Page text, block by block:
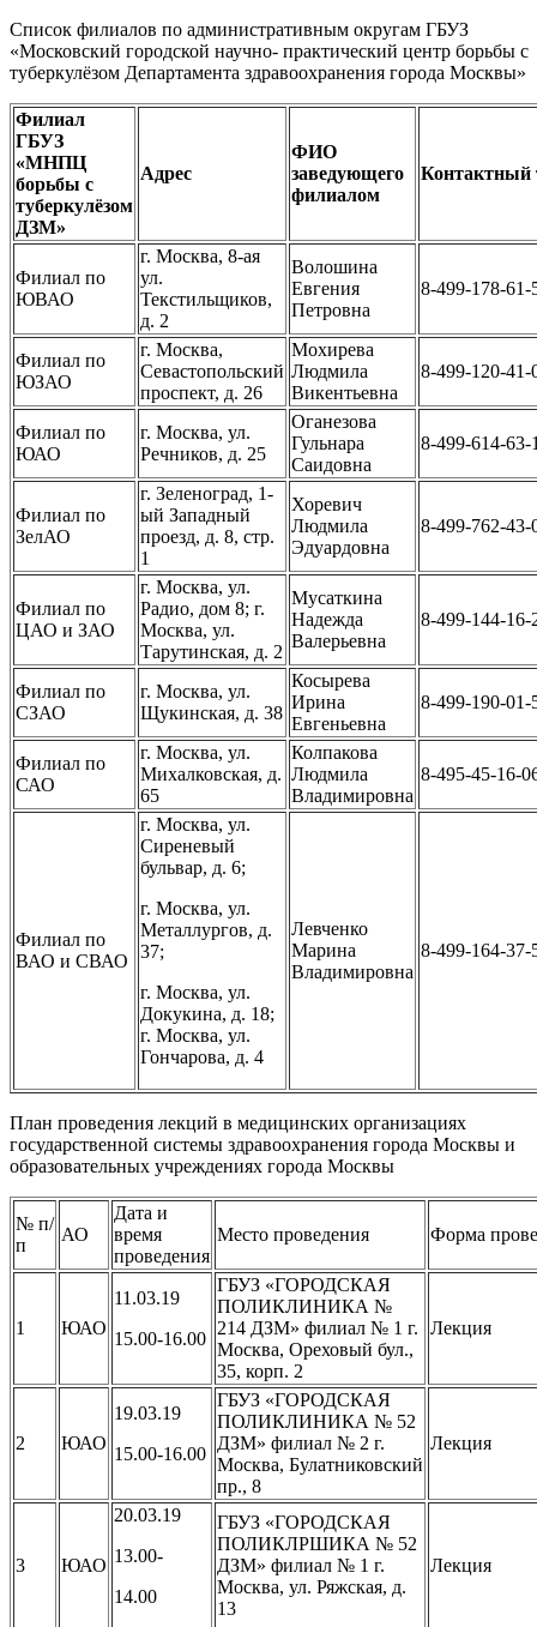
Список филиалов по административным округам ГБУЗ
«Московский городской научно- практический центр борьбы с
туберкулёзом Департамента здравоохранения города Москвы»
Филиал
ГБУЗ
«МНПЦ
борьбы с
туберкулёзом
ДЗМ»
Адрес
ФИО
заведующего
филиалом
Контактный
Филиал по
ЮВАО
г. Москва, 8-ая
ул.
Текстильщиков,
д. 2
Волошина
Евгения
Петровна
8-499-178-61-
Филиал по
ЮЗАО
г. Москва,
Севастопольский
проспект, д. 26
Мохирева
Людмила
Викентьевна
8-499-120-41-
Филиал по
ЮАО
г. Москва, ул.
Речников, д. 25
Оганезова
Гульнара
Саидовна
8-499-614-63-
Филиал по
ЗелАО
г. Зеленоград, 1-
ый Западный
проезд, д. 8, стр.
1
Хоревич
Людмила
Эдуардовна
8-499-762-43-
Филиал по
ЦАО и ЗАО
г. Москва, ул.
Радио, дом 8; г.
Москва, ул.
Тарутинская, д. 2
Мусаткина
Надежда
Валерьевна
8-499-144-16-
Филиал по
СЗАО
г. Москва, ул.
Щукинская, д. 38
Косырева
Ирина
Евгеньевна
8-499-190-01-
Филиал по
САО
г. Москва, ул.
Михалковская, д.
65
Колпакова
Людмила
Владимировна
8-495-45-16-
Филиал по
ВАО и СВАО
г. Москва, ул.
Сиреневый
бульвар, д. 6;
г. Москва, ул.
Металлургов, д.
37;
г. Москва, ул.
Докукина, д. 18;
г. Москва, ул.
Гончарова, д. 4
Левченко
Марина
Владимировна
8-499-164-37-
План проведения лекций в медицинских организациях
государственной системы здравоохранения города Москвы и
образовательных учреждениях города Москвы
№ п/
п
АО
Дата и
время
проведения
Место проведения Форма
1 ЮАО
11.03.19
15.00-16.00
ГБУЗ «ГОРОДСКАЯ
ПОЛИКЛИНИКА №
214 ДЗМ» филиал № 1 г.
Москва, Ореховый бул.,
35, корп. 2
Лекция
2 ЮАО
19.03.19
15.00-16.00
ГБУЗ «ГОРОДСКАЯ
ПОЛИКЛИНИКА № 52
ДЗМ» филиал № 2 г.
Москва, Булатниковский
пр., 8
Лекция
3 ЮАО
20.03.19
13.00-
14.00
ГБУЗ «ГОРОДСКАЯ
ПОЛИКЛРШИКА № 52
ДЗМ» филиал № 1 г.
Москва, ул. Ряжская, д.
13
Лекция